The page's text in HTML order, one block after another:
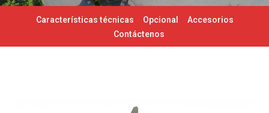
Características técnicas Opcional
Accesorios
Contáctenos